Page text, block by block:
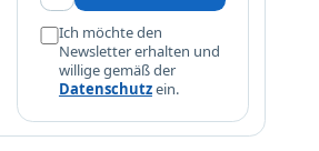
Ich möchte den
Newsletter erhalten und
willige gemäß der
Datenschutzein.